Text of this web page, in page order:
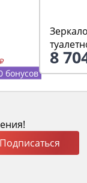
бонусов
8
Подписаться